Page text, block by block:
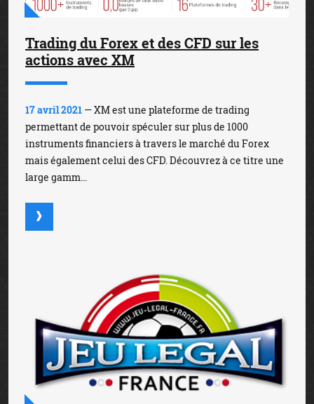
Trading du Forex et des CFD sur les
actions avec XM
17 avril 2021 — XM est une plateforme de trading
permettant de pouvoir spéculer sur plus de 1000
instruments financiers à travers le marché du Forex
mais également celui des CFD. Découvrez à ce titre une
large gamm...